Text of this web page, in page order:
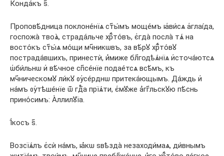
Конда́къ ѕ҃.
Проповѣ́дница поклоне́нїѧ ст҃ы́мъ моще́мъ ꙗ҆ви́сѧ а҆глаі́да,
госпожа̀ твоѧ̀, страда́льче хрⷭ҇то́въ, є҆гда̀ посла̀ тѧ́ на
восто́къ ст҃ы́ѧ мо́щи мч҃никѡвъ, за вѣ́рꙋ хрⷭ҇то́вꙋ
пострада́вшихъ, принестѝ, и҆́миже бл҃годѣѧ́нїѧ и҆сточа́ютсѧ
ѡ҆би́льнѡ и҆ вѣ́чное сп҃се́нїе подае́тсѧ всѣ́мъ, къ
мч҃ническомꙋ ли́кꙋ ᲂу҆се́рднѡ притека́ющымъ. Да́ждь и҆
на́мъ ᲂу҆тѣше́нїе ѿ гдⷭ҇а прїѧ́ти, є҆мꙋ́же а҆́гг҃льскꙋю пѣ́снь
прино́симъ: А҆ллилꙋ́їа.
І҆́косъ ѕ҃.
Возсїѧ́лъ є҆сѝ на́мъ, ꙗ҆́кѡ ѕвѣзда̀ незаходи́маѧ, ди́внымъ